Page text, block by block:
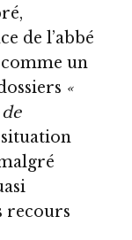
de l’abbé
un
«
recours